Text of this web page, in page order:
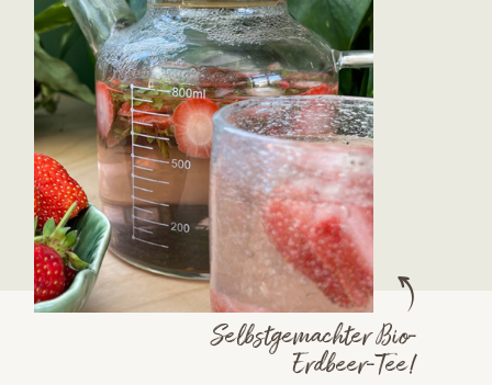
Selbstgemachter Bio-
Erdbeer-Tee!